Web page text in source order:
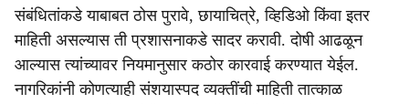
संबंधितांकडे याबाबत ठोस पुरावे, छायाचित्रे, व्हिडिओ किंवा इतर
माहिती असल्यास ती प्रशासनाकडे सादर करावी. दोषी आढळून
आल्यास त्यांच्यावर नियमानुसार कठोर कारवाई करण्यात येईल.
नागरिकांनी कोणत्याही संशयास्पद व्यक्तींची माहिती तात्काळ